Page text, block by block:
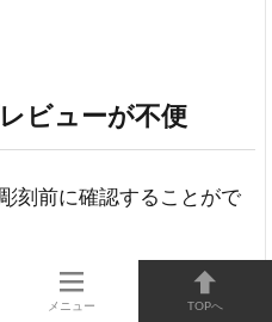
ビューが不便
刻前に確認することがで
ではあるのですが、提案
メニュー TOPへ